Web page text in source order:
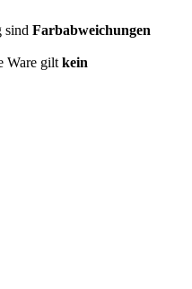
sind Farbabweichungen
Ware gilt kein